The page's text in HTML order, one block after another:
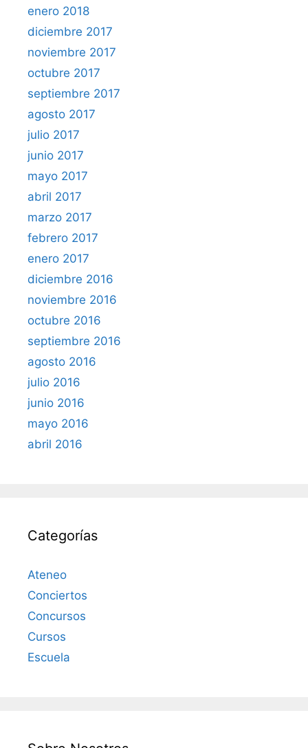
enero 2018
diciembre 2017
noviembre 2017
octubre 2017
septiembre 2017
agosto 2017
julio 2017
junio 2017
mayo 2017
abril 2017
marzo 2017
febrero 2017
enero 2017
diciembre 2016
noviembre 2016
octubre 2016
septiembre 2016
agosto 2016
julio 2016
junio 2016
mayo 2016
abril 2016
Categorías
Ateneo
Conciertos
Concursos
Cursos
Escuela